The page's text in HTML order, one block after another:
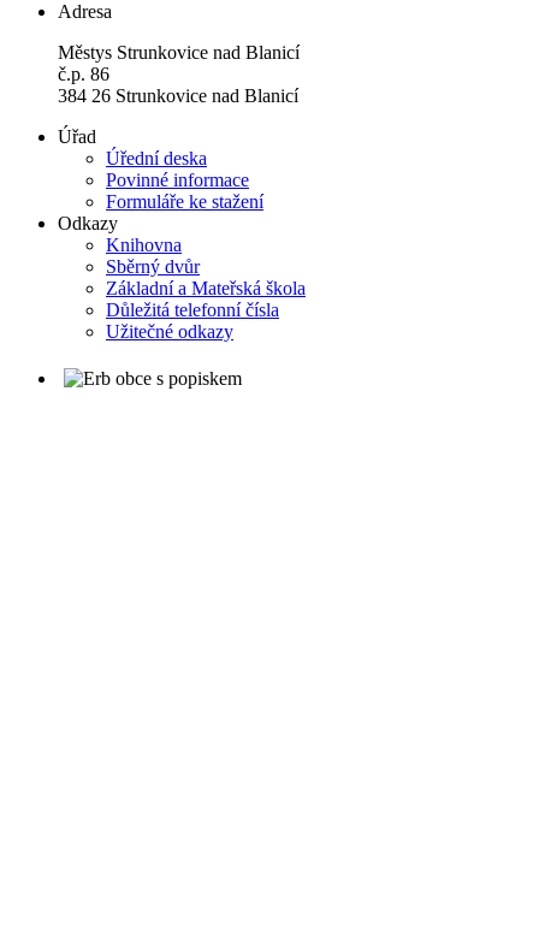
Adresa
Městys Strunkovice nad Blanicí
č.p. 86
384 26 Strunkovice nad Blanicí
Úřad
Úřední deska
Povinné informace
Formuláře ke stažení
Odkazy
Knihovna
Sběrný dvůr
Základní a Mateřská škola
Důležitá telefonní čísla
Užitečné odkazy